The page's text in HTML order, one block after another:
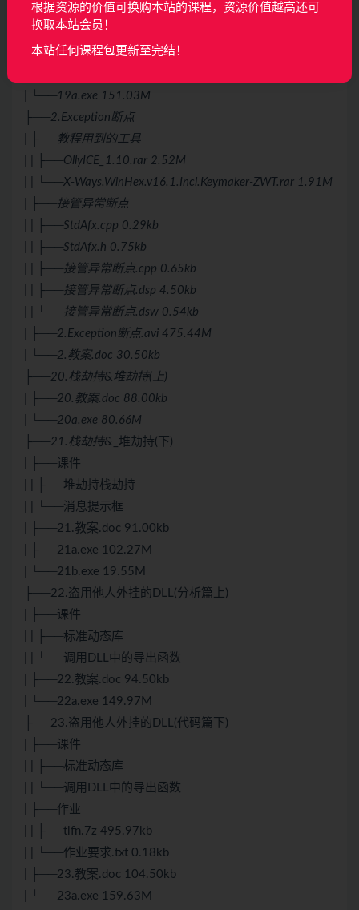
| | ├──Form2.frm
| | ├──Form2.frx
| | ├──工程1.vbp
| └──19a.exe 151.03M
├──2.Exception断点
| ├──教程用到的工具
| | ├──OllyICE_1.10.rar 2.52M
| | └──X-Ways.WinHex.v16.1.Incl.Keymaker-ZWT.rar 1.91M
| ├──接管异常断点
| | ├──StdAfx.cpp 0.29kb
| | ├──StdAfx.h 0.75kb
| | ├──接管异常断点.cpp 0.65kb
| | ├──接管异常断点.dsp 4.50kb
| | └──接管异常断点.dsw 0.54kb
| ├──2.Exception断点.avi 475.44M
| └──2.教案.doc 30.50kb
├──20.栈劫持& 堆劫持(上)
| ├──20.教案.doc 88.00kb
| └──20a.exe 80.66M
├──21.栈劫持&_堆劫持(下)
| ├──课件
| | ├──堆劫持栈劫持
| | └──消息提示框
| ├──21.教案.doc 91.00kb
| ├──21a.exe 102.27M
| └──21b.exe 19.55M
├──22.盗用他人外挂的DLL(分析篇上)
| ├──课件
| | ├──标准动态库
| | └──调用DLL中的导出函数
| ├──22.教案.doc 94.50kb
| └──22a.exe 149.97M
├──23.盗用他人外挂的DLL(代码篇下)
| ├──课件
| | ├──标准动态库
| | └──调用DLL中的导出函数
| ├──作业
| | ├──tlfn.7z 495.97kb
| | └──作业要求.txt 0.18kb
| ├──23.教案.doc 104.50kb
| └──23a.exe 159.63M
根据资源的价值可换购本站的课程，资源价值越高还可
换取本站会员！
本站任何课程包更新至完结！